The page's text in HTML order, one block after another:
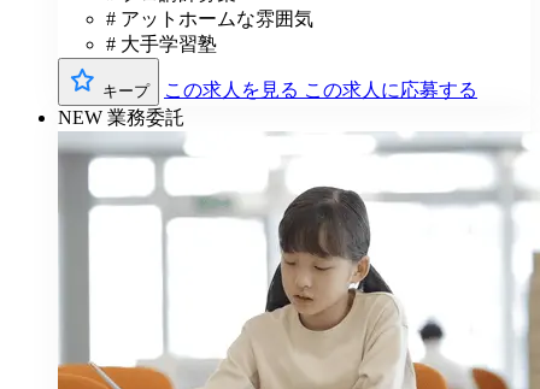
# アットホームな雰囲気
# 大手学習塾
キープ この求人を見る この求人に応募する
NEW 業務委託